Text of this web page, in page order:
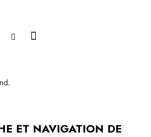
ET NAVIGATION DE